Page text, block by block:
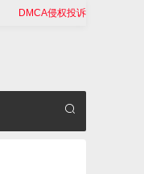
DMCA侵权投诉